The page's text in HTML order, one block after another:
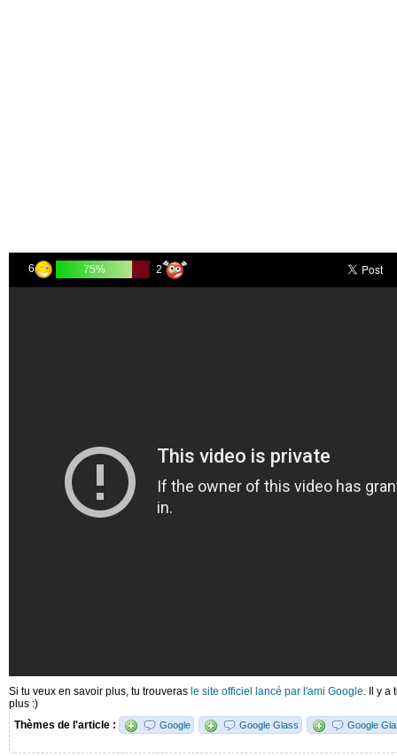
6 75% 2
Si tu veux en savoir plus, tu trouveras le site officiel lancé par l'ami Google. Il y a
plus :)
Thèmes de l'article :
Google Google Glass Google